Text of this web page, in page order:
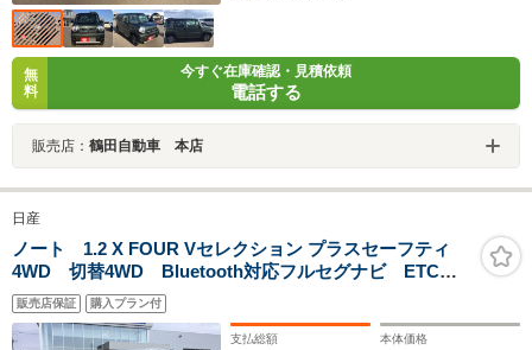
無
料
今すぐ在庫確認・見積依頼
電話する
販売店： 鶴田自動車 本店
日産
ノート 1.2 X FOUR Vセレクション プラスセーフティ
4WD 切替4WD Bluetooth対応フルセグナビ ETC
付 アラウンドビューモニター バックモニター ブレ
ーキサポート 盗難防止システム 衝突安全ボディ オ
ートエアコン インテリジェントキー ESC
販売店保証 購入プラン付
支払総額 本体価格